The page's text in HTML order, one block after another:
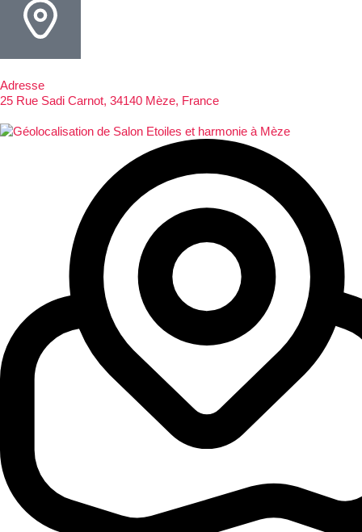
Adresse
25 Rue Sadi Carnot, 34140 Mèze, France